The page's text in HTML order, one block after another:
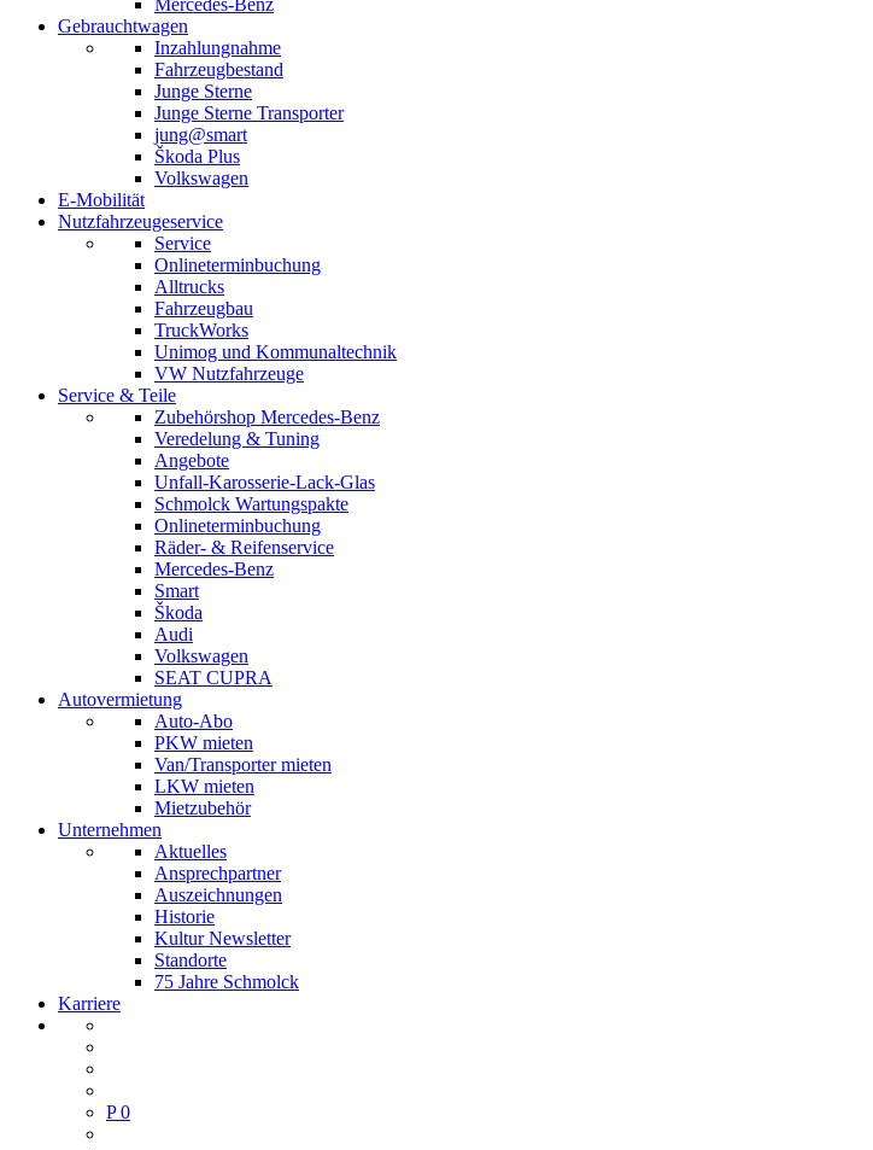
Mercedes-Benz
Gebrauchtwagen
Inzahlungnahme
Fahrzeugbestand
Junge Sterne
Junge Sterne Transporter
jung@smart
Škoda Plus
Volkswagen
E-Mobilität
Nutzfahrzeugeservice
Service
Onlineterminbuchung
Alltrucks
Fahrzeugbau
TruckWorks
Unimog und Kommunaltechnik
VW Nutzfahrzeuge
Service & Teile
Zubehörshop Mercedes-Benz
Veredelung & Tuning
Angebote
Unfall-Karosserie-Lack-Glas
Schmolck Wartungspakte
Onlineterminbuchung
Räder- & Reifenservice
Mercedes-Benz
Smart
Škoda
Audi
Volkswagen
SEAT CUPRA
Autovermietung
Auto-Abo
PKW mieten
Van/Transporter mieten
LKW mieten
Mietzubehör
Unternehmen
Aktuelles
Ansprechpartner
Auszeichnungen
Historie
Kultur Newsletter
Standorte
75 Jahre Schmolck
Karriere
P 0